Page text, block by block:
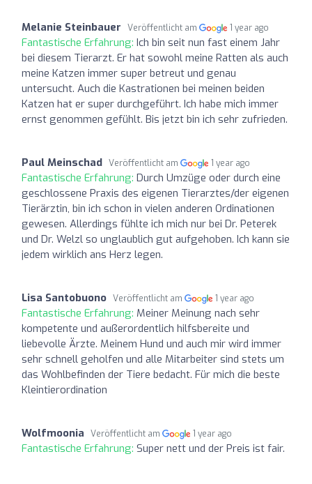
Melanie Steinbauer Veröffentlicht am 1 year ago
Fantastische Erfahrung: Ich bin seit nun fast einem Jahr
bei diesem Tierarzt. Er hat sowohl meine Ratten als auch
meine Katzen immer super betreut und genau
untersucht. Auch die Kastrationen bei meinen beiden
Katzen hat er super durchgeführt. Ich habe mich immer
ernst genommen gefühlt. Bis jetzt bin ich sehr zufrieden.
Paul Meinschad Veröffentlicht am 1 year ago
Fantastische Erfahrung: Durch Umzüge oder durch eine
geschlossene Praxis des eigenen Tierarztes/der eigenen
Tierärztin, bin ich schon in vielen anderen Ordinationen
gewesen. Allerdings fühlte ich mich nur bei Dr. Peterek
und Dr. Welzl so unglaublich gut aufgehoben. Ich kann sie
jedem wirklich ans Herz legen.
Lisa Santobuono Veröffentlicht am 1 year ago
Fantastische Erfahrung: Meiner Meinung nach sehr
kompetente und außerordentlich hilfsbereite und
liebevolle Ärzte. Meinem Hund und auch mir wird immer
sehr schnell geholfen und alle Mitarbeiter sind stets um
das Wohlbefinden der Tiere bedacht. Für mich die beste
Kleintierordination
Wolfmoonia Veröffentlicht am 1 year ago
Fantastische Erfahrung: Super nett und der Preis ist fair.